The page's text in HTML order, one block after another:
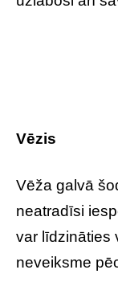
Vēzis
Vēža galvā
neatradīsi
var līdzināties
neveiksme